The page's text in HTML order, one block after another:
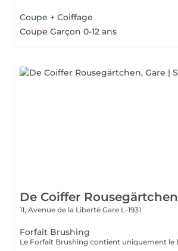
Coupe + Coiffage
Coupe Garçon 0-12 ans
De Coiffer Rousegärtchen
11, Avenue de la Liberté Gare L-1931
Forfait Brushing